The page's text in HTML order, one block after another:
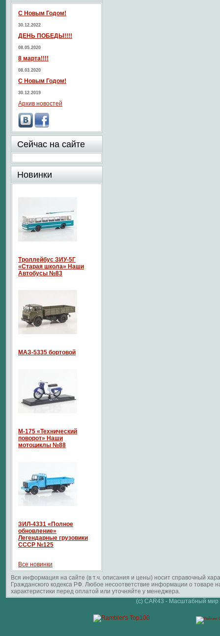
С Новым Годом!
30.12.2022
ДЕНЬ ПОБЕДЫ!!!!
08.05.2020
8 марта!!!!
08.03.2020
С Новым Годом!
30.12.2019
Архив новостей
Сейчас на сайте
Новинки
Троллейбус ЗИУ-5Г
«Старая школа» Наши
Автобусы №83
МАЗ-5335 бортовой
М-175 «Технический
поворот» Наши
мотоциклы №88
ЗИЛ-4331 «Полное
обновление»
Легендарные грузовики
СССР №125
Все новинки
Вся информация на сайте (в т.ч. описания и цены) носит справочный
Гражданского кодекса РФ. Любое несоответствие информации о
характеристики перед оплатой или уточняйте у менеджера.
(c) CAR43 - Масштабный мир